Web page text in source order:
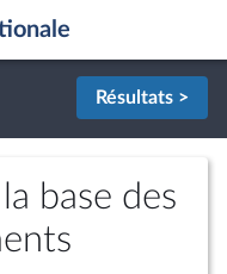
Résultats >
base des